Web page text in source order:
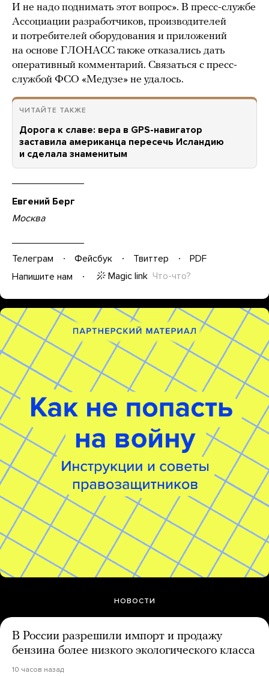
И не надо поднимать этот вопрос». В пресс-службе
Ассоциации разработчиков, производителей
и потребителей оборудования и приложений
на основе ГЛОНАСС также отказались дать
оперативный комментарий. Связаться с пресс-
службой ФСО «Медузе» не удалось.
ЧИТАЙТЕ ТАКЖЕ
Дорога к славе: вера в GPS-навигатор
заставила американца пересечь Исландию
и сделала знаменитым
Евгений Берг
Москва
Телеграм Фейсбук Твиттер
PDF
Напишите нам
Magic link Что-что?
НОВОСТИ
В России разрешили импорт и продажу
бензина более низкого экологического класса
10 часов назад